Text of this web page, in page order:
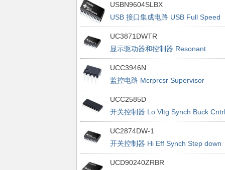
USBN9604SLBX
USB 接口集成电路 USB Full Speed
Node Controller
UC3871DWTR
显示驱动器和控制器 Resonant
Fluorescent Lamp Driver
UCC3946N
监控电路 Mcrprcsr Supervisor
w/Watchdog Timer
UCC2585D
开关控制器 Lo Vltg Synch Buck
UC2874DW-1
开关控制器 Hi Eff Synch Step down
Buck Cntrlr
UCD90240ZRBR